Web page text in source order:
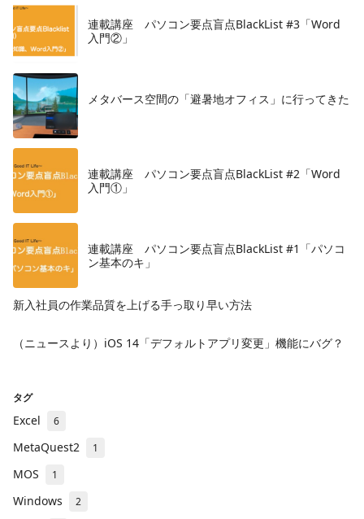
連載講座 パソコン要点盲点BlackList #3「Word
入門②」
メタバース空間の「避暑地オフィス」に行ってきた
連載講座 パソコン要点盲点BlackList #2「Word
入門①」
連載講座 パソコン要点盲点BlackList #1「パソコ
ン基本のキ」
新入社員の作業品質を上げる手っ取り早い方法
（ニュースより）iOS 14「デフォルトアプリ変更」機能にバグ？
タグ
Excel 6
MetaQuest2 1
MOS 1
Windows 2